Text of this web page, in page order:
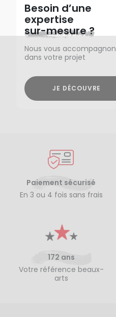
Besoin d’une
expertise
sur-mesure ?
Nous vous
dans votre projet
JE DÉCOUVRE
Paiement sécurisé
En 3 ou 4 fois sans frais
172 ans
Votre référence beaux-
arts